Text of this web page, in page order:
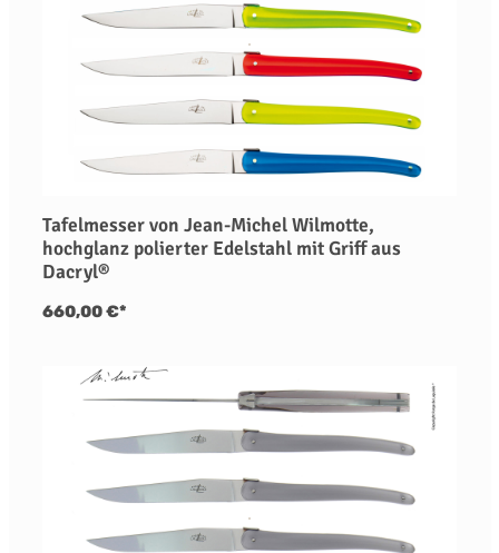
Tafelmesser von Jean-Michel Wilmotte,
hochglanz polierter Edelstahl mit Griff aus
Dacryl®
660,00 €*